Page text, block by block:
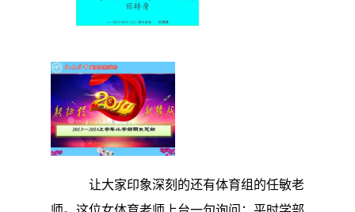
让大家印象深刻的还有体育组的任敏老